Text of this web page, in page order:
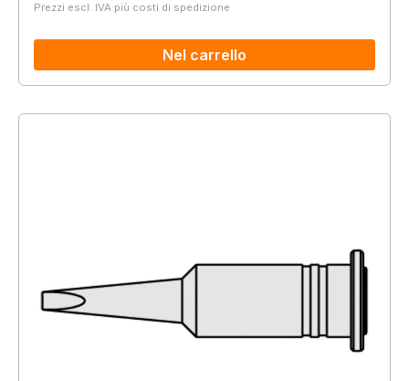
Prezzi escl. IVA più costi di spedizione
Nel carrello